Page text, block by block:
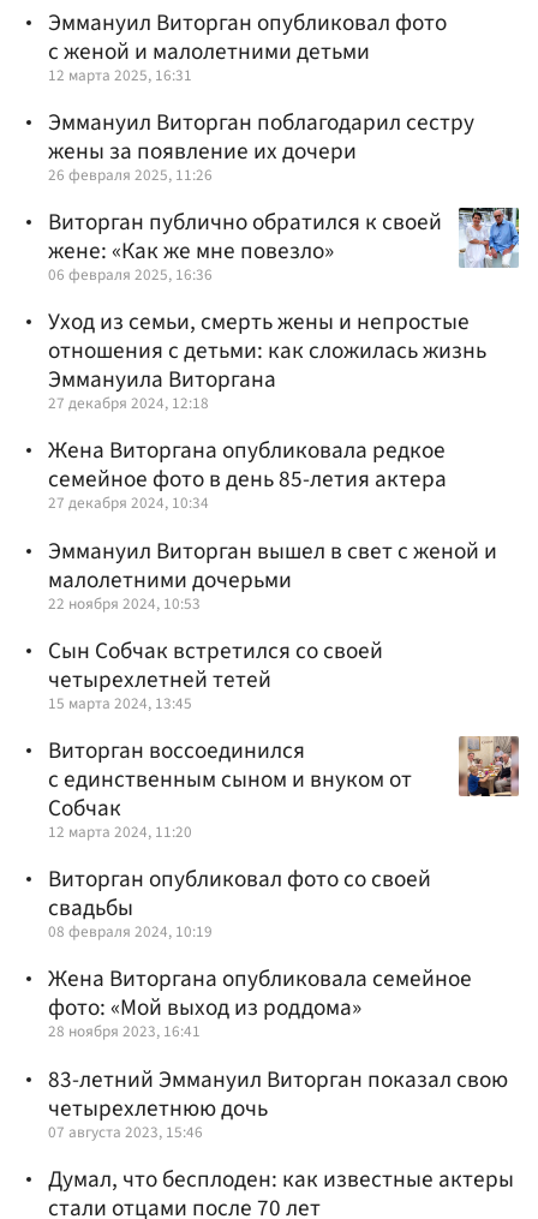
Эммануил Виторган опубликовал фото
с женой и малолетними детьми
12 марта 2025, 16:31
Эммануил Виторган поблагодарил сестру
жены за появление их дочери
26 февраля 2025, 11:26
Виторган публично обратился к своей
жене: «Как же мне повезло»
06 февраля 2025, 16:36
Уход из семьи, смерть жены и непростые
отношения с детьми: как сложилась жизнь
Эммануила Виторгана
27 декабря 2024, 12:18
Жена Виторгана опубликовала редкое
семейное фото в день 85-летия актера
27 декабря 2024, 10:34
Эммануил Виторган вышел в свет с женой и
малолетними дочерьми
22 ноября 2024, 10:53
Сын Собчак встретился со своей
четырехлетней тетей
15 марта 2024, 13:45
Виторган воссоединился
с единственным сыном и внуком от
Собчак
12 марта 2024, 11:20
Виторган опубликовал фото со своей
свадьбы
08 февраля 2024, 10:19
Жена Виторгана опубликовала семейное
фото: «Мой выход из роддома»
28 ноября 2023, 16:41
83-летний Эммануил Виторган показал свою
четырехлетнюю дочь
07 августа 2023, 15:46
Думал, что бесплоден: как известные актеры
стали отцами после 70 лет